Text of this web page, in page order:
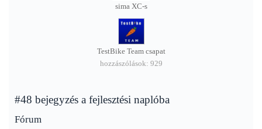
sima XC-s
TestBike Team csapat
hozzászólások: 929
#48 bejegyzés a fejlesztési naplóba
Fórum